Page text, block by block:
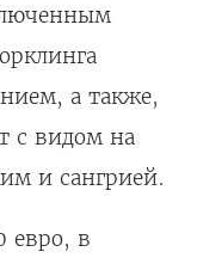
а также,
с видом на
и сангрией.
евро, в